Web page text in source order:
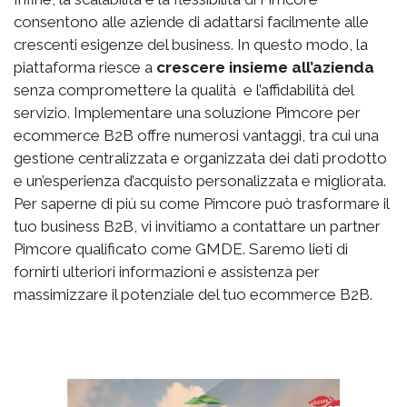
consentono alle aziende di adattarsi facilmente alle
crescenti esigenze del business. In questo modo, la
piattaforma riesce a crescere insieme all’azienda
senza compromettere la qualità e l’affidabilità del
servizio. Implementare una soluzione Pimcore per
ecommerce B2B offre numerosi vantaggi, tra cui una
gestione centralizzata e organizzata dei dati prodotto
e un’esperienza d’acquisto personalizzata e migliorata.
Per saperne di più su come Pimcore può trasformare il
tuo business B2B, vi invitiamo a contattare un partner
Pimcore qualificato come GMDE. Saremo lieti di
fornirti ulteriori informazioni e assistenza per
massimizzare il potenziale del tuo ecommerce B2B.